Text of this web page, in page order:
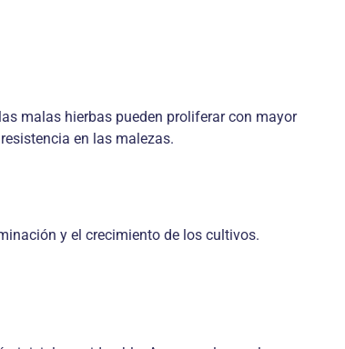
malas hierbas pueden proliferar con mayor
en las malezas.
y el crecimiento de los cultivos.